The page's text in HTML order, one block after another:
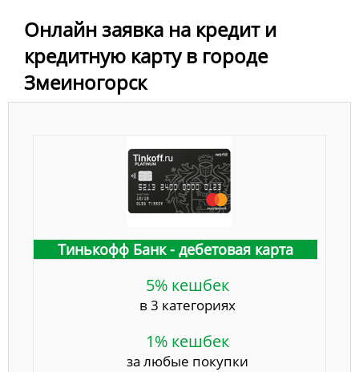
Онлайн заявка на кредит и
кредитную карту в городе
Змеиногорск
Тинькофф Банк - дебетовая карта
5% кешбек
в 3 категориях
1% кешбек
за любые покупки